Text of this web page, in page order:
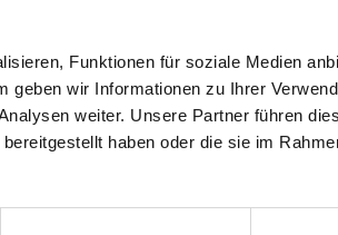
Funktionen für soziale Medien
geben wir Informationen zu Ihrer
weiter. Unsere Partner führen
haben oder die sie im